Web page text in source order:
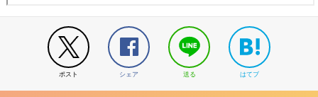
ポスト シェア 送る はてブ